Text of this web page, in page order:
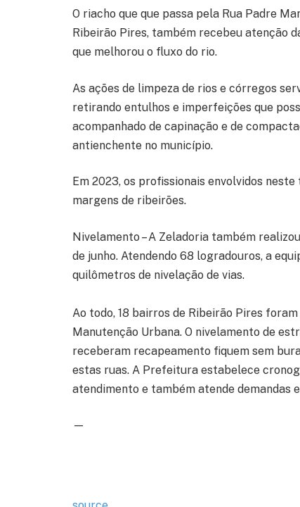
O riacho que que passa pela Rua Padre
Ribeirão Pires, também recebeu atenção
que melhorou o fluxo do rio.
As ações de limpeza de rios e córregos
retirando entulhos e imperfeições que
acompanhado de capinação e de
antienchente no município.
Em 2023, os profissionais envolvidos
margens de ribeirões.
Nivelamento – A Zeladoria também
de junho. Atendendo 68 logradouros, a
quilômetros de nivelação de vias.
Ao todo, 18 bairros de Ribeirão Pires
Manutenção Urbana. O nivelamento de
receberam recapeamento fiquem sem
estas ruas. A Prefeitura estabelece
atendimento e também atende demandas
—